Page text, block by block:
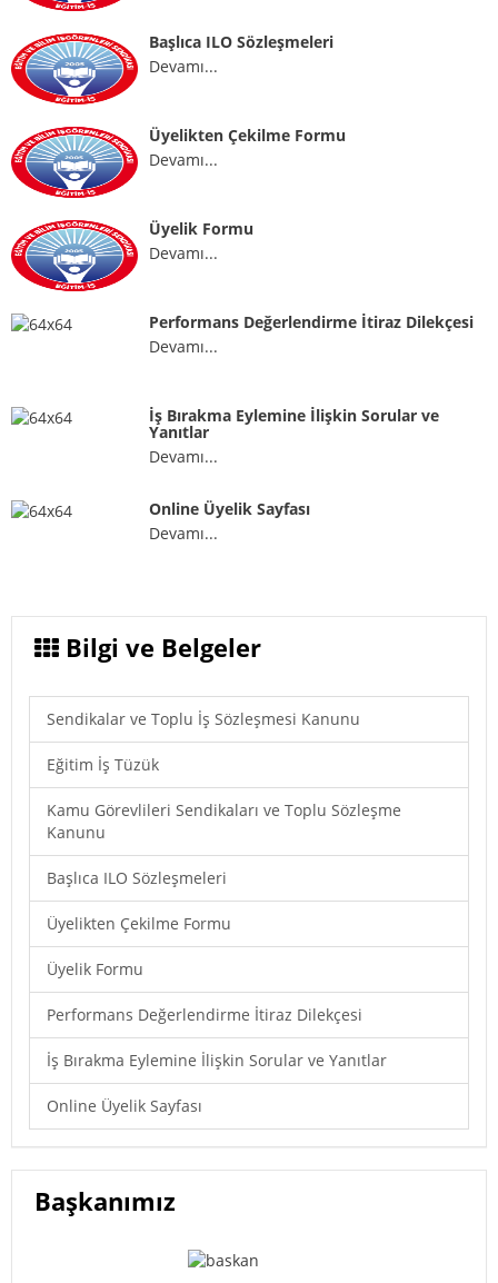
Videolar
İletişim
Başlıca ILO Sözleşmeleri
Devamı...
Üyelikten Çekilme Formu
Devamı...
Üyelik Formu
Devamı...
Performans Değerlendirme İtiraz Dilekçesi
Devamı...
İş Bırakma Eylemine İlişkin Sorular ve
Yanıtlar
Devamı...
Online Üyelik Sayfası
Devamı...
Bilgi ve Belgeler
Sendikalar ve Toplu İş Sözleşmesi Kanunu
Eğitim İş Tüzük
Kamu Görevlileri Sendikaları ve Toplu Sözleşme
Kanunu
Başlıca ILO Sözleşmeleri
Üyelikten Çekilme Formu
Üyelik Formu
Performans Değerlendirme İtiraz Dilekçesi
İş Bırakma Eylemine İlişkin Sorular ve Yanıtlar
Online Üyelik Sayfası
Başkanımız